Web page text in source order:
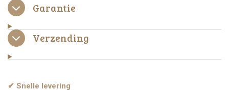
Garantie
Verzending
✔ Snelle levering